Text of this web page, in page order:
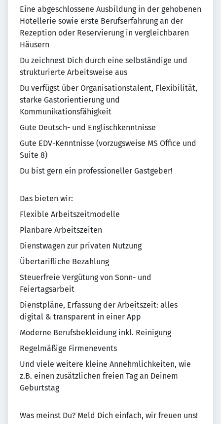
Eine abgeschlossene Ausbildung in der gehobenen
Hotellerie sowie erste Berufserfahrung an der
Rezeption oder Reservierung in vergleichbaren
Häusern
Du zeichnest Dich durch eine selbständige und
strukturierte Arbeitsweise aus
Du verfügst über Organisationstalent, Flexibilität,
starke Gastorientierung und
Kommunikationsfähigkeit
Gute Deutsch- und Englischkenntnisse
Gute EDV-Kenntnisse (vorzugsweise MS Office und
Suite 8)
Du bist gern ein professioneller Gastgeber!
Das bieten wir:
Flexible Arbeitszeitmodelle
Planbare Arbeitszeiten
Dienstwagen zur privaten Nutzung
Übertarifliche Bezahlung
Steuerfreie Vergütung von Sonn- und
Feiertagsarbeit
Dienstpläne, Erfassung der Arbeitszeit: alles
digital & transparent in einer App
Moderne Berufsbekleidung inkl. Reinigung
Regelmäßige Firmenevents
Und viele weitere kleine Annehmlichkeiten, wie
z.B. einen zusätzlichen freien Tag an Deinem
Geburtstag
Was meinst Du? Meld Dich einfach, wir freuen uns!